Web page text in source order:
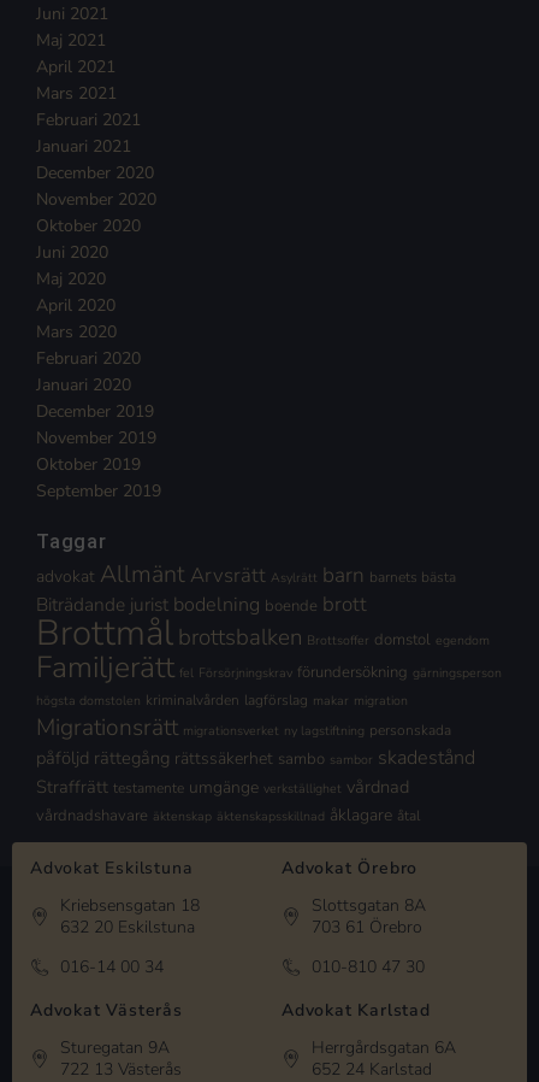
Juni 2021
Maj 2021
April 2021
Mars 2021
Februari 2021
Januari 2021
December 2020
November 2020
Oktober 2020
Juni 2020
Maj 2020
April 2020
Mars 2020
Februari 2020
Januari 2020
December 2019
November 2019
Oktober 2019
September 2019
Taggar
advokat Allmänt Arvsrätt Asylrätt barn barnets bästa
Biträdande jurist bodelning boende brott
Brottmålbrottsbalken Brottsoffer domstol egendom
Familjerätt fel Försörjningskrav förundersökning gärningsperson
högsta domstolen kriminalvården lagförslag makar migration
Migrationsrätt migrationsverket ny lagstiftning personskada
påföljd rättegång rättssäkerhet sambo sambor skadestånd
Straffrätt testamente umgänge verkställighet vårdnad
vårdnadshavare äktenskap äktenskapsskillnad åklagare åtal
Advokat Eskilstuna
Kriebsensgatan 18
632 20 Eskilstuna
016-14 00 34
Advokat Örebro
Slottsgatan 8A
703 61 Örebro
010-810 47 30
Advokat Västerås
Sturegatan 9A
722 13 Västerås
Advokat Karlstad
Herrgårdsgatan 6A
652 24 Karlstad